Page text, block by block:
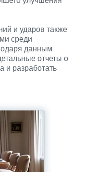
и ударов также
среди
данным
отчеты о
и разработать